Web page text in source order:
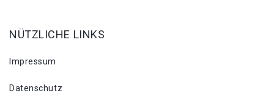
NÜTZLICHE LINKS
Impressum
Datenschutz